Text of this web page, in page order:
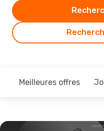
Meilleures offres